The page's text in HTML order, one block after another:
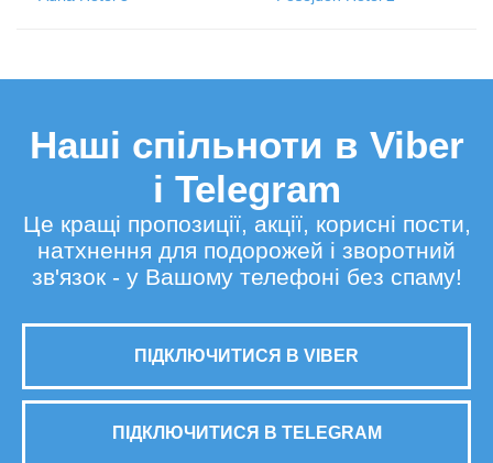
Наші спільноти в Viber
і Telegram
Це кращі пропозиції, акції, корисні пости,
натхнення для подорожей і зворотний
зв'язок - у Вашому телефоні без спаму!
ПІДКЛЮЧИТИСЯ В VIBER
ПІДКЛЮЧИТИСЯ В TELEGRAM